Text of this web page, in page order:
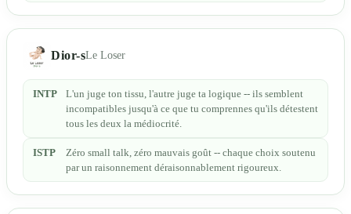
Dior-sLe Loser
INTP
L'un juge ton tissu, l'autre juge ta logique -- ils semblent
incompatibles jusqu'à ce que tu comprennes qu'ils détestent
tous les deux la médiocrité.
ISTP
Zéro small talk, zéro mauvais goût -- chaque choix soutenu
par un raisonnement déraisonnablement rigoureux.